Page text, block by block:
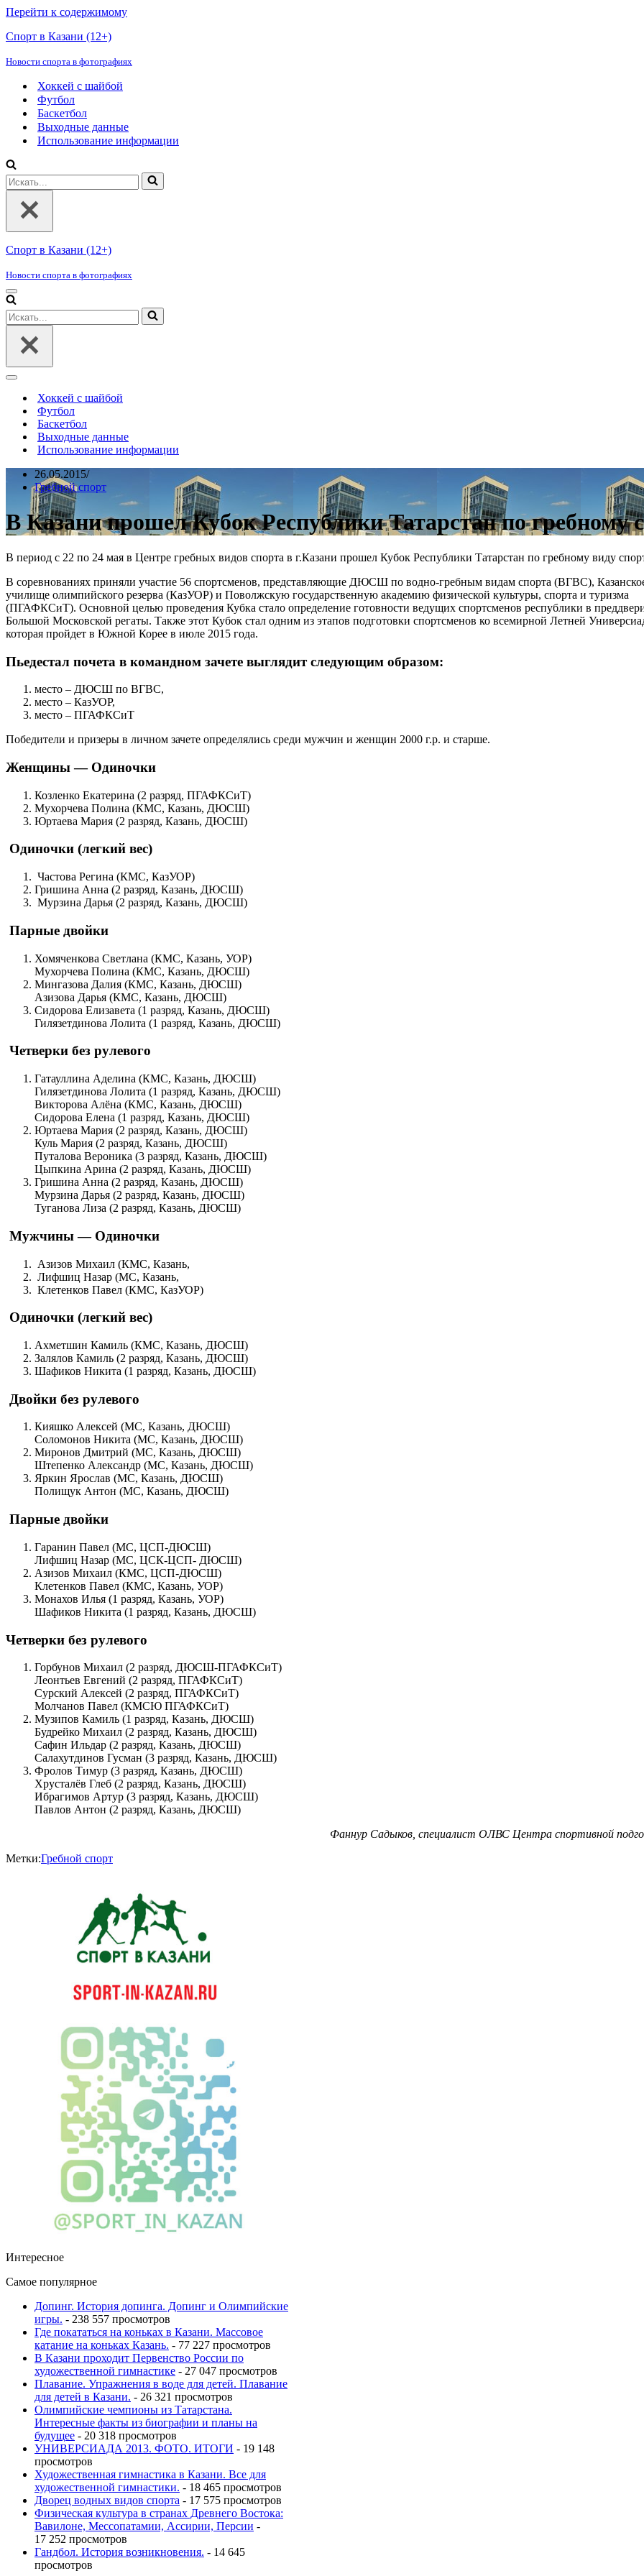
Перейти к содержимому
Спорт в Казани (12+)
Новости спорта в фотографиях
Хоккей с шайбой
Футбол
Баскетбол
Выходные данные
Использование информации
Искать...
Спорт в Казани (12+)
Новости спорта в фотографиях
Меню
навигации
Искать...
Меню
навигацииХоккей с шайбой
Футбол
Баскетбол
Выходные данные
Использование информации
26.05.2015
Гребной спорт
В Казани прошел Кубок Республики Татарстан по гребному
В период с 22 по 24 мая в Центре гребных видов спорта в г.Казани прошел Кубок Республики Татарстан по гребному виду
В соревнованиях приняли участие 56 спортсменов, представляющие ДЮСШ по водно-гребным видам спорта (ВГВС),
училище олимпийского резерва (КазУОР) и Поволжскую государственную академию физической культуры, спорта и туризма
(ПГАФКСиТ). Основной целью проведения Кубка стало определение готовности ведущих спортсменов республики в
Большой Московской регаты. Также этот Кубок стал одним из этапов подготовки спортсменов ко всемирной Летней
которая пройдет в Южной Корее в июле 2015 года.
Пьедестал почета в командном зачете выглядит следующим образом:
место – ДЮСШ по ВГВС,
место – КазУОР,
место – ПГАФКСиТ
Победители и призеры в личном зачете определялись среди мужчин и женщин 2000 г.р. и старше.
Женщины — Одиночки
Козленко Екатерина (2 разряд, ПГАФКСиТ)
Мухорчева Полина (КМС, Казань, ДЮСШ)
Юртаева Мария (2 разряд, Казань, ДЮСШ)
Одиночки (легкий вес)
Частова Регина (КМС, КазУОР)
Гришина Анна (2 разряд, Казань, ДЮСШ)
Мурзина Дарья (2 разряд, Казань, ДЮСШ)
Парные двойки
Хомяченкова Светлана (КМС, Казань, УОР)
Мухорчева Полина (КМС, Казань, ДЮСШ)
Мингазова Далия (КМС, Казань, ДЮСШ)
Азизова Дарья (КМС, Казань, ДЮСШ)
Сидорова Елизавета (1 разряд, Казань, ДЮСШ)
Гилязетдинова Лолита (1 разряд, Казань, ДЮСШ)
Четверки без рулевого
Гатауллина Аделина (КМС, Казань, ДЮСШ)
Гилязетдинова Лолита (1 разряд, Казань, ДЮСШ)
Викторова Алёна (КМС, Казань, ДЮСШ)
Сидорова Елена (1 разряд, Казань, ДЮСШ)
Юртаева Мария (2 разряд, Казань, ДЮСШ)
Куль Мария (2 разряд, Казань, ДЮСШ)
Путалова Вероника (3 разряд, Казань, ДЮСШ)
Цыпкина Арина (2 разряд, Казань, ДЮСШ)
Гришина Анна (2 разряд, Казань, ДЮСШ)
Мурзина Дарья (2 разряд, Казань, ДЮСШ)
Туганова Лиза (2 разряд, Казань, ДЮСШ)
Мужчины — Одиночки
Азизов Михаил (КМС, Казань,
Лифшиц Назар (МС, Казань,
​ Клетенков Павел (КМС, КазУОР)
Одиночки (легкий вес)
Ахметшин Камиль (КМС, Казань, ДЮСШ)
Залялов Камиль (2 разряд, Казань, ДЮСШ)
Шафиков Никита (1 разряд, Казань, ДЮСШ)
Двойки без рулевого
Кияшко Алексей (МС, Казань, ДЮСШ)
Соломонов Никита (МС, Казань, ДЮСШ)
Миронов Дмитрий (МС, Казань, ДЮСШ)
Штепенко Александр (МС, Казань, ДЮСШ)
Яркин Ярослав (МС, Казань, ДЮСШ)
Полищук Антон (МС, Казань, ДЮСШ)
Парные двойки
Гаранин Павел (МС, ЦСП-ДЮСШ)
Лифшиц Назар (МС, ЦСК-ЦСП- ДЮСШ)
Азизов Михаил (КМС, ЦСП-ДЮСШ)
Клетенков Павел (КМС, Казань, УОР)
Монахов Илья (1 разряд, Казань, УОР)
Шафиков Никита (1 разряд, Казань, ДЮСШ)
Четверки без рулевого
Горбунов Михаил (2 разряд, ДЮСШ-ПГАФКСиТ)
Леонтьев Евгений (2 разряд, ПГАФКСиТ)
Сурский Алексей (2 разряд, ПГАФКСиТ)
Молчанов Павел (КМСЮ ПГАФКСиТ)
Музипов Камиль (1 разряд, Казань, ДЮСШ)
Будрейко Михаил (2 разряд, Казань, ДЮСШ)
Сафин Ильдар (2 разряд, Казань, ДЮСШ)
Салахутдинов Гусман (3 разряд, Казань, ДЮСШ)
Фролов Тимур (3 разряд, Казань, ДЮСШ)
Хрусталёв Глеб (2 разряд, Казань, ДЮСШ)
Ибрагимов Артур (3 разряд, Казань, ДЮСШ)
Павлов Антон (2 разряд, Казань, ДЮСШ)
Фаннур Садыков, специалист ОЛВС Центра спортивной
Метки:Гребной спорт
Интересное
Самое популярное
Допинг. История допинга. Допинг и Олимпийские
игры. - 238 557 просмотров
Где покататься на коньках в Казани. Массовое
катание на коньках Казань. - 77 227 просмотров
В Казани проходит Первенство России по
художественной гимнастике - 27 047 просмотров
Плавание. Упражнения в воде для детей. Плавание
для детей в Казани. - 26 321 просмотров
Олимпийские чемпионы из Татарстана.
Интересные факты из биографии и планы на
будущее - 20 318 просмотров
УНИВЕРСИАДА 2013. ФОТО. ИТОГИ - 19 148
просмотров
Художественная гимнастика в Казани. Все для
художественной гимнастики. - 18 465 просмотров
Дворец водных видов спорта - 17 575 просмотров
Физическая культура в странах Древнего Востока:
Вавилоне, Мессопатамии, Ассирии, Персии -
17 252 просмотров
Гандбол. История возникновения. - 14 645
просмотров